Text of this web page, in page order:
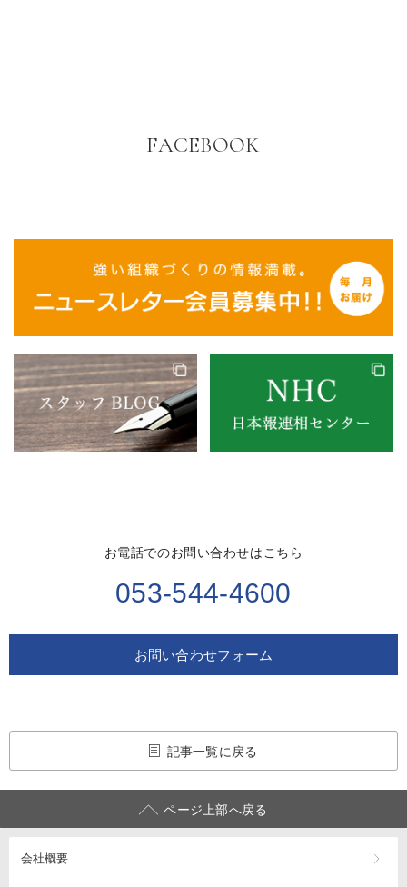
FACEBOOK
お電話でのお問い合わせはこちら
053-544-4600
お問い合わせフォーム
記事一覧に戻る
ページ上部へ戻る
会社概要